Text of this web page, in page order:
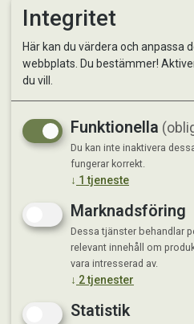
Integritet
Här kan du värdera och anpassa
webbplats. Du bestämmer!
du vill.
Funktionella
Du kan inte inaktivera
fungerar korrekt.
↓ 1 tjeneste
Marknadsföring
Dessa tjänster behandlar
relevant innehåll om
vara intresserad av.
↓ 2tjenester
Statistik